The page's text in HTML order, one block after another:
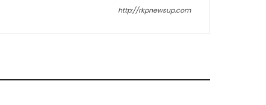
http://rkpnewsup.com